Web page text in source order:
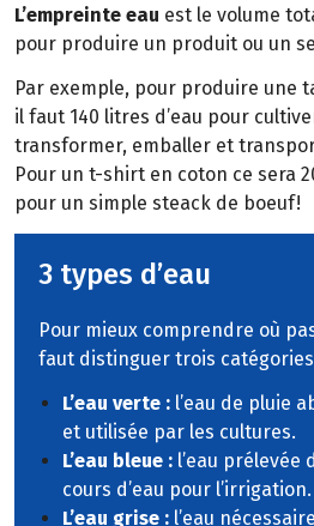
L’empreinte eau est le volume
pour produire un produit ou un
Par exemple, pour produire une
il faut 140 litres d’eau pour
transformer, emballer et
Pour un t-shirt en coton ce sera
pour un simple steack de boeuf!
3 types d’eau
Pour mieux comprendre où
faut distinguer trois
L’eau verte : l’eau de pluie
et utilisée par les cultures.
L’eau bleue : l’eau prélevée
cours d’eau pour l’irrigation.
L’eau grise : l’eau